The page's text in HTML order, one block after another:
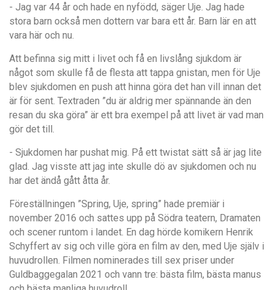
- Jag var 44 år och hade en nyfödd, säger Uje. Jag hade
stora barn också men dottern var bara ett år. Barn lär en att
vara här och nu.
Att befinna sig mitt i livet och få en livslång sjukdom är
något som skulle få de flesta att tappa gnistan, men för Uje
blev sjukdomen en push att hinna göra det han vill innan det
är för sent. Textraden ”du är aldrig mer spännande än den
resan du ska göra” är ett bra exempel på att livet är vad man
gör det till.
- Sjukdomen har pushat mig. På ett twistat sätt så är jag lite
glad. Jag visste att jag inte skulle dö av sjukdomen och nu
har det ändå gått åtta år.
Föreställningen ”Spring, Uje, spring” hade premiär i
november 2016 och sattes upp på Södra teatern, Dramaten
och scener runtom i landet. En dag hörde komikern Henrik
Schyffert av sig och ville göra en film av den, med Uje själv i
huvudrollen. Filmen nominerades till sex priser under
Guldbaggegalan 2021 och vann tre: bästa film, bästa manus